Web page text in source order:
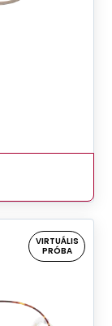
VIRTUÁLIS
PRÓBA